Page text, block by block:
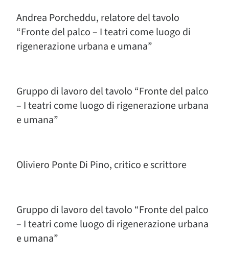
Andrea Porcheddu, relatore del tavolo
“Fronte del palco – I teatri come luogo di
rigenerazione urbana e umana”
Gruppo di lavoro del tavolo “Fronte del palco
– I teatri come luogo di rigenerazione urbana
e umana”
Oliviero Ponte Di Pino, critico e scrittore
Gruppo di lavoro del tavolo “Fronte del palco
– I teatri come luogo di rigenerazione urbana
e umana”